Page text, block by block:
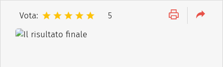
Vota: 5